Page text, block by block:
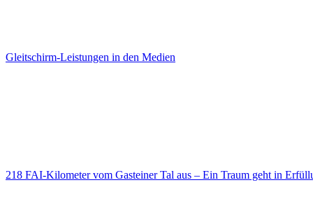
Gleitschirm-Leistungen in den Medien
218 FAI-Kilometer vom Gasteiner Tal aus – Ein Traum geht in